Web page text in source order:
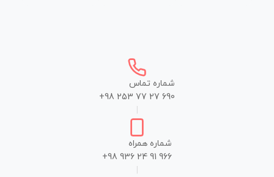
شماره تماس
+98 253 77 27 690
شماره همراه
+98 936 24 91 966